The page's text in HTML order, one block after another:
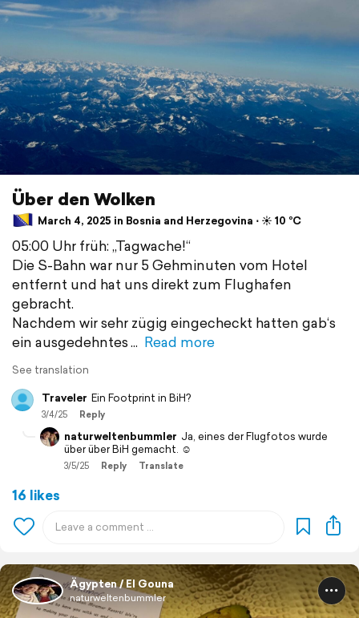
Über den Wolken
March 4, 2025 in Bosnia and Herzegovina ⋅ ☀️ 10 °C
05:00 Uhr früh: „Tagwache!“
Die S-Bahn war nur 5 Gehminuten vom Hotel
entfernt und hat uns direkt zum Flughafen
gebracht.
Nachdem wir sehr zügig eingecheckt hatten gab‘s
ein ausgedehntes
Read more
See translation
Traveler Ein Footprint in BiH?
3/4/25 Reply
naturweltenbummler Ja, eines der Flugfotos wurde
über über BiH gemacht. ☺️
3/5/25 Reply Translate
16 likes
Ägypten / El Gouna
naturweltenbummler